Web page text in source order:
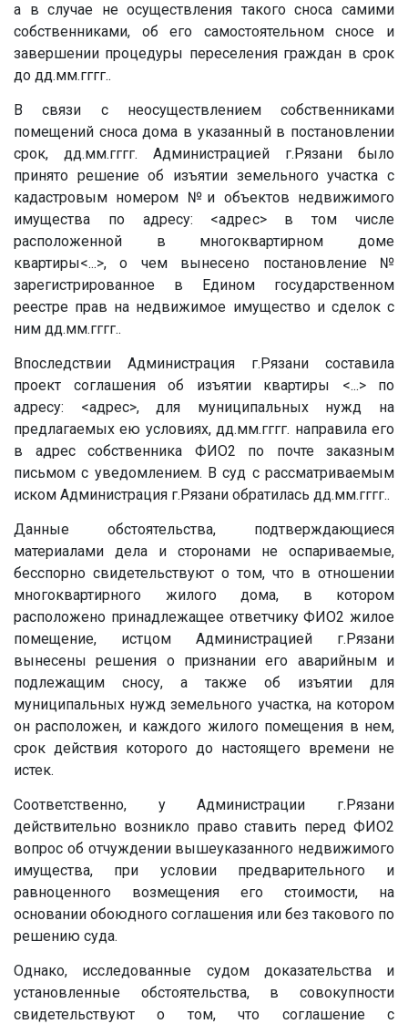
а в случае не осуществления такого сноса самими
собственниками, об его самостоятельном сносе и
завершении процедуры переселения граждан в срок
до дд.мм.гггг..
В связи с неосуществлением собственниками
помещений сноса дома в указанный в постановлении
срок, дд.мм.гггг. Администрацией г.Рязани было
принято решение об изъятии земельного участка с
кадастровым номером №и объектов недвижимого
имущества по адресу: <адрес> в том числе
расположенной в многоквартирном доме
квартиры<...>, о чем вынесено постановление №
зарегистрированное в Едином государственном
реестре прав на недвижимое имущество и сделок с
ним дд.мм.гггг..
Впоследствии Администрация г.Рязани составила
проект соглашения об изъятии квартиры <...> по
адресу: <адрес>, для муниципальных нужд на
предлагаемых ею условиях, дд.мм.гггг. направила его
в адрес собственника ФИО2 по почте заказным
письмом с уведомлением. В суд с рассматриваемым
иском Администрация г.Рязани обратилась дд.мм.гггг..
Данные обстоятельства, подтверждающиеся
материалами дела и сторонами не оспариваемые,
бесспорно свидетельствуют о том, что в отношении
многоквартирного жилого дома, в котором
расположено принадлежащее ответчику ФИО2 жилое
помещение, истцом Администрацией г.Рязани
вынесены решения о признании его аварийным и
подлежащим сносу, а также об изъятии для
муниципальных нужд земельного участка, на котором
он расположен, и каждого жилого помещения в нем,
срок действия которого до настоящего времени не
истек.
Соответственно, у Администрации г.Рязани
действительно возникло право ставить перед ФИО2
вопрос об отчуждении вышеуказанного недвижимого
имущества, при условии предварительного и
равноценного возмещения его стоимости, на
основании обоюдного соглашения или без такового по
решению суда.
Однако, исследованные судом доказательства и
установленные обстоятельства, в совокупности
свидетельствуют о том, что соглашение с